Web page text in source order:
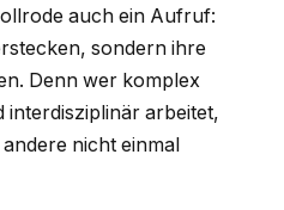
auch ein Aufruf:
sondern ihre
Denn wer komplex
interdisziplinär arbeitet,
nicht einmal